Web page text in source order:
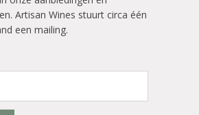
Artisan Wines stuurt circa één
een mailing.